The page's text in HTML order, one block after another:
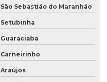
São Sebastião do Maranhão
Setubinha
Guaraciaba
Carneirinho
Araújos